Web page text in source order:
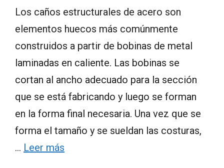
Los caños estructurales de acero son
elementos huecos más comúnmente
construidos a partir de bobinas de metal
laminadas en caliente. Las bobinas se
cortan al ancho adecuado para la sección
que se está fabricando y luego se forman
en la forma final necesaria. Una vez que se
forma el tamaño y se sueldan las costuras,
… Leer más